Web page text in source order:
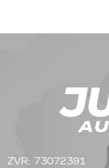
ZVR: 73072391